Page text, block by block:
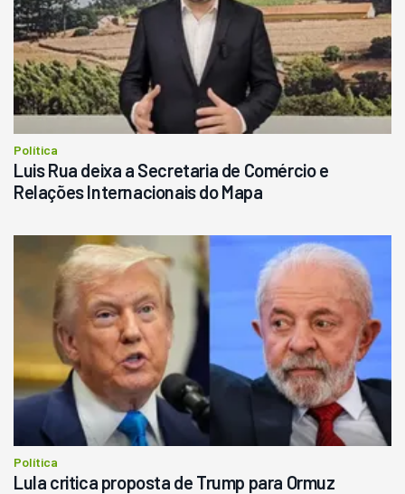
Política
Luis Rua deixa a Secretaria de Comércio e
Relações Internacionais do Mapa
Política
Lula critica proposta de Trump para Ormuz